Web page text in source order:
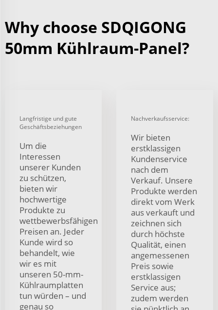
Why choose SDQIGONG
50mm Kühlraum-Panel?
Langfristige und gute
Geschäftsbeziehungen
Um die
Interessen
unserer Kunden
zu schützen,
bieten wir
hochwertige
Produkte zu
wettbewerbsfähigen
Preisen an. Jeder
Kunde wird so
behandelt, wie
wir es mit
unseren 50-mm-
Kühlraumplatten
tun würden – und
genau so
Nachverkaufsservice:
Wir bieten
erstklassigen
Kundenservice
nach dem
Verkauf. Unsere
Produkte werden
direkt vom Werk
aus verkauft und
zeichnen sich
durch höchste
Qualität, einen
angemessenen
Preis sowie
erstklassigen
Service aus;
zudem werden